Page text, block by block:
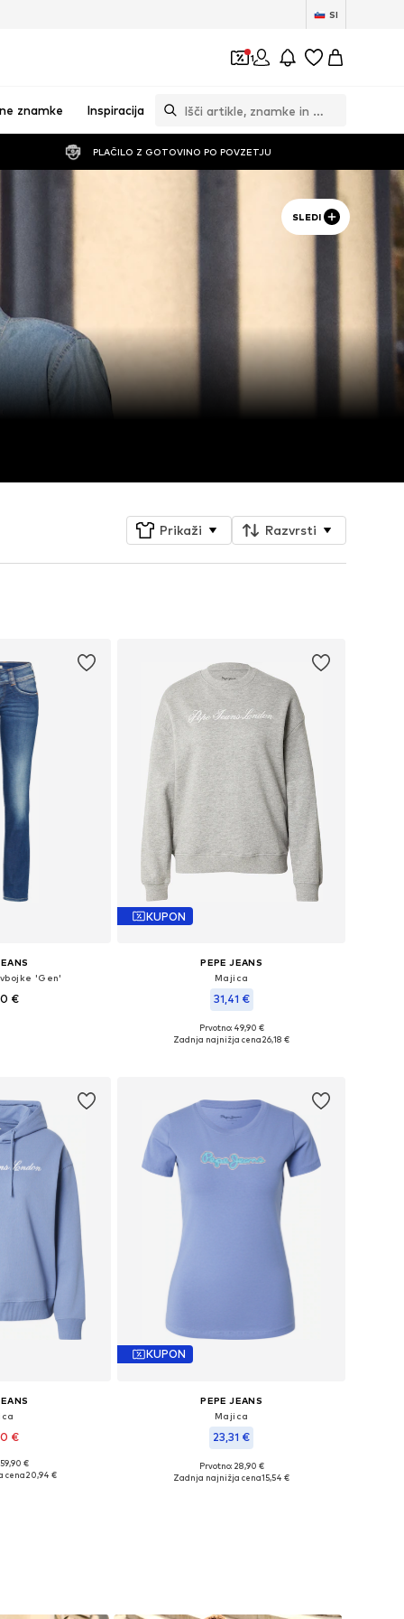
SI
1
znamke Inspiracija
PLAČILO Z GOTOVINO PO POVZETJU
SLEDI
Prikaži Razvrsti
'Gen'
€
KUPON
PEPE JEANS
Majica
31,41 €
Razpoložljive velikosti: XS, S, M, L
Prvotno: 49,90 €
Zadnja najnižja cena26,18 €
€
XS, S, M, XL
€
cena20,94 €
KUPON
PEPE JEANS
Majica
23,31 €
Razpoložljive velikosti: XS, S, M, L, XL
Prvotno: 28,90 €
Zadnja najnižja cena15,54 €